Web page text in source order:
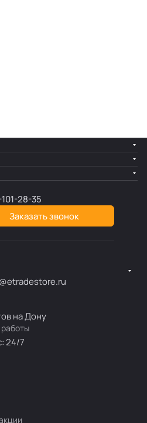
28-35
Заказать звонок
на Дону
24/7